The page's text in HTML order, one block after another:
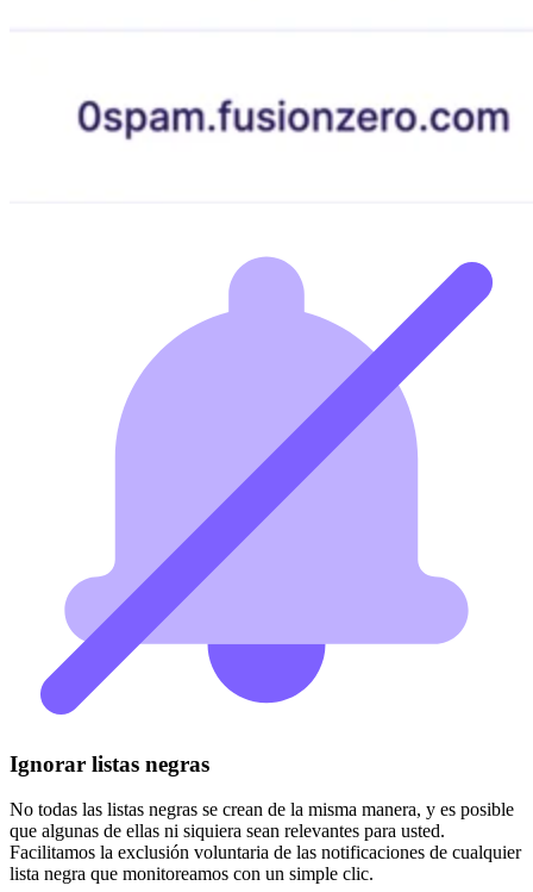
Ignorar listas negras
No todas las listas negras se crean de la misma manera, y es posible
que algunas de ellas ni siquiera sean relevantes para usted.
Facilitamos la exclusión voluntaria de las notificaciones de cualquier
lista negra que monitoreamos con un simple clic.